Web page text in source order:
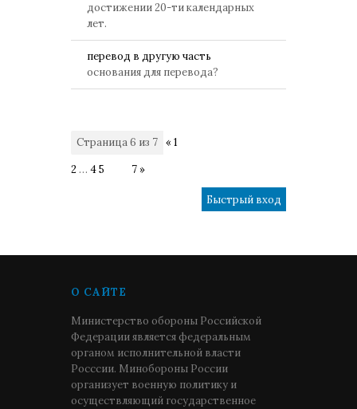
достижении 20-ти календарных
лет.
перевод в другую часть
основания для перевода?
Страница6 из 7 « 1
2 … 45 7»
О САЙТЕ
Министерство обороны Российской
Федерации является федеральным
органом исполнительной власти
Росссии. Минобороны России
организует военную политику и
осуществляющий государственное